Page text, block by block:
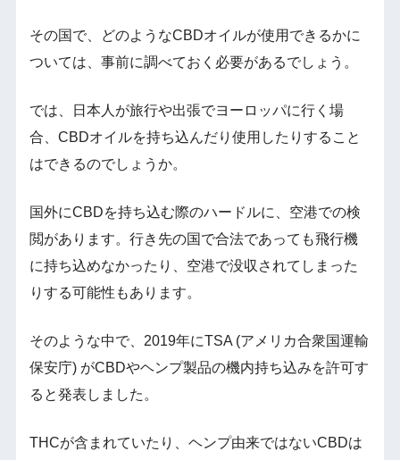
その国で、どのようなCBDオイルが使用できるかに
ついては、事前に調べておく必要があるでしょう。
では、日本人が旅行や出張でヨーロッパに行く場
合、CBDオイルを持ち込んだり使用したりすること
はできるのでしょうか。
国外にCBDを持ち込む際のハードルに、空港での検
閲があります。行き先の国で合法であっても飛行機
に持ち込めなかったり、空港で没収されてしまった
りする可能性もあります。
そのような中で、2019年にTSA (アメリカ合衆国運輸
保安庁) がCBDやヘンプ製品の機内持ち込みを許可す
ると発表しました。
THCが含まれていたり、ヘンプ由来ではないCBDは